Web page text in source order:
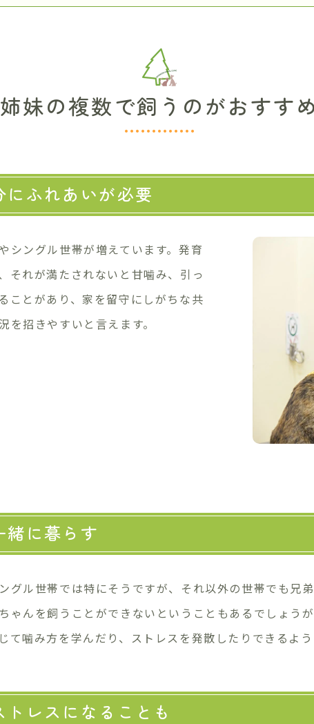
妹の複数で飼うのがおすす
ふれあいが必要
シングル世帯が増えています。発育
それが満たされないと甘噛み、引っ
ことがあり、家を留守にしがちな共
招きやすいと言えます。
に暮らす
グル世帯では特にそうですが、それ以外の世帯でも兄
ゃんを飼うことができないということもあるでしょう
て噛み方を学んだり、ストレスを発散したりできるよ
レスになることも